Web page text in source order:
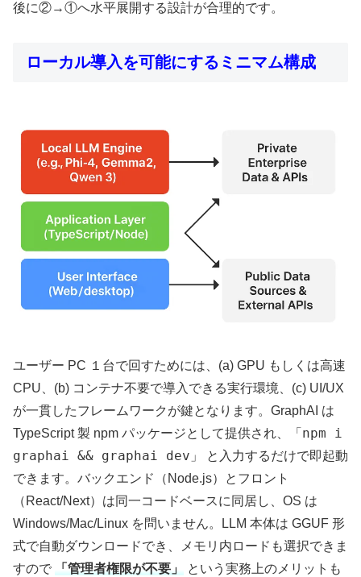
後に②→①へ水平展開する設計が合理的です。
ローカル導入を可能にするミニマム構成
ユーザー PC １台で回すためには、(a) GPU もしくは高速
CPU、(b) コンテナ不要で導入できる実行環境、(c) UI/UX
が一貫したフレームワークが鍵となります。GraphAI は
TypeScript 製 npm パッケージとして提供され、「 npm i
graphai && graphai dev 」 と入力するだけで即起動
できます。バックエンド（Node.js）とフロント
（React/Next）は同一コードベースに同居し、OS は
Windows/Mac/Linux を問いません。LLM 本体は GGUF 形
式で自動ダウンロードでき、メモリ内ロードも選択できま
すので
「管理者権限が不要」
という実務上のメリットも